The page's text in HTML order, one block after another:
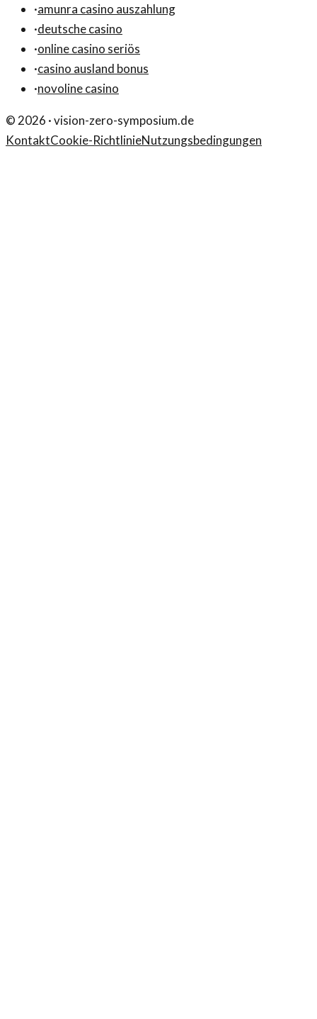
·amunra casino auszahlung
·deutsche casino
·online casino seriös
·casino ausland bonus
·novoline casino
© 2026 ·vision-zero-symposium.de
KontaktCookie-RichtlinieNutzungsbedingungen